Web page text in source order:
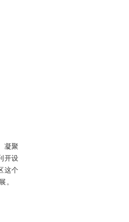
凝聚
开设
这个
。